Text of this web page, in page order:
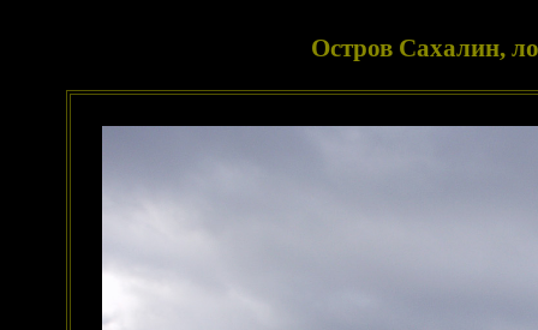
Остров Сахалин,